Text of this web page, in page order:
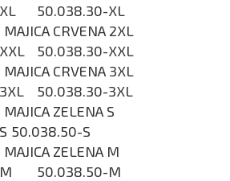
50.038.30-XL
CRVENA 2XL
50.038.30-XXL
CRVENA 3XL
50.038.30-3XL
ZELENA S
50.038.50-S
ZELENA M
50.038.50-M